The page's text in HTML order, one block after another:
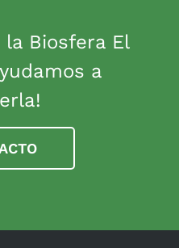
la Biosfera El
a